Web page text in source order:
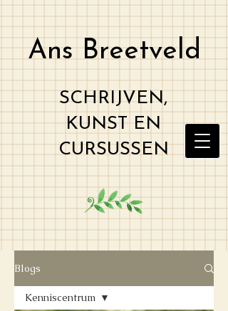
Ans Breetveld
SCHRIJVEN,
KUNST EN
CURSUSSEN
Blogs
Kenniscentrum